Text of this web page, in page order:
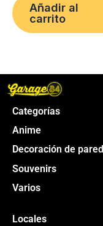
Añadir al
carrito
Categorías
Anime
Decoración de pared
Souvenirs
Varios
Locales